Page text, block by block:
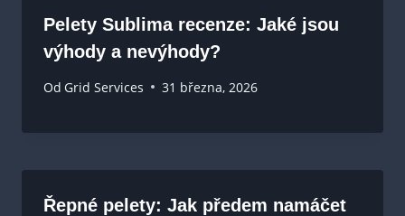
Pelety Sublima recenze: Jaké jsou
výhody a nevýhody?
Od Grid Services 31 března, 2026
Řepné pelety: Jak předem namáčet